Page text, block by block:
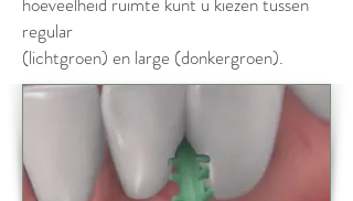
regular
(lichtgroen) en large (donkergroen).